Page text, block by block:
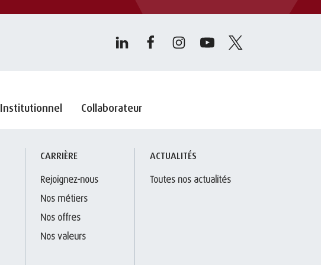
Institutionnel Collaborateur
CARRIÈRE
Rejoignez-nous
Nos métiers
Nos offres
Nos valeurs
ACTUALITÉS
Toutes nos actualités